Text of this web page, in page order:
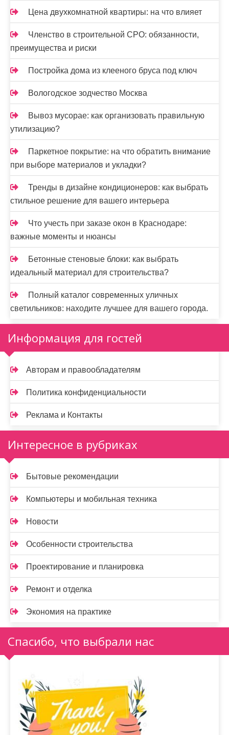
Цена двухкомнатной квартиры: на что влияет
Членство в строительной СРО: обязанности,
преимущества и риски
Постройка дома из клееного бруса под ключ
Вологодское зодчество Москва
Вывоз мусорае: как организовать правильную
утилизацию?
Паркетное покрытие: на что обратить внимание
при выборе материалов и укладки?
Тренды в дизайне кондиционеров: как выбрать
стильное решение для вашего интерьера
Что учесть при заказе окон в Краснодаре:
важные моменты и нюансы
Бетонные стеновые блоки: как выбрать
идеальный материал для строительства?
Полный каталог современных уличных
светильников: находите лучшее для вашего города.
Информация для гостей
Авторам и правообладателям
Политика конфиденциальности
Реклама и Контакты
Интересное в рубриках
Бытовые рекомендации
Компьютеры и мобильная техника
Новости
Особенности строительства
Проектирование и планировка
Ремонт и отделка
Экономия на практике
Спасибо, что выбрали нас